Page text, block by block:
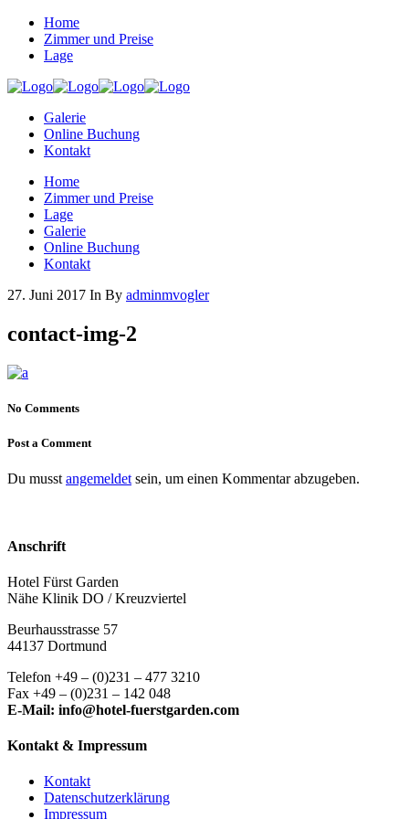
Home
Zimmer und Preise
Lage
Galerie
Online Buchung
Kontakt
Home
Zimmer und Preise
Lage
Galerie
Online Buchung
Kontakt
27. Juni 2017 In By adminmvogler
contact-img-2
No Comments
Post a Comment
Du musst angemeldet sein, um einen Kommentar abzugeben.
Anschrift
Hotel Fürst Garden
Nähe Klinik DO / Kreuzviertel
Beurhausstrasse 57
44137 Dortmund
Telefon +49 – (0)231 – 477 3210
Fax +49 – (0)231 – 142 048
E-Mail: info@hotel-fuerstgarden.com
Kontakt & Impressum
Kontakt
Datenschutzerklärung
Impressum